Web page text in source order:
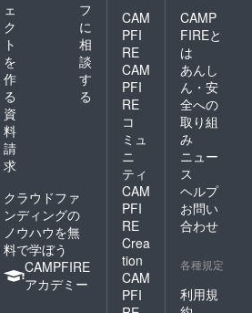
ェ
ク
ト
を
作
る
フ
に
相
談
す
る
資
料
請
求
クラウドファ
ンディングの
ノウハウを無
料で学ぼう
CAMPFIRE
アカデミー
CAM
PFI
RE
CAM
PFI
RE
コ
ミュ
ニ
ティ
CAM
PFI
RE
Crea
tion
CAM
PFI
CAMP
FIREと
は
あんし
ん・安
全への
取り組
み
ニュー
ス
ヘルプ
お問い
合わせ
各種規定
利用規